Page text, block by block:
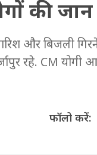
की जान
और बिजली
रहे. CM
फॉलो करें: